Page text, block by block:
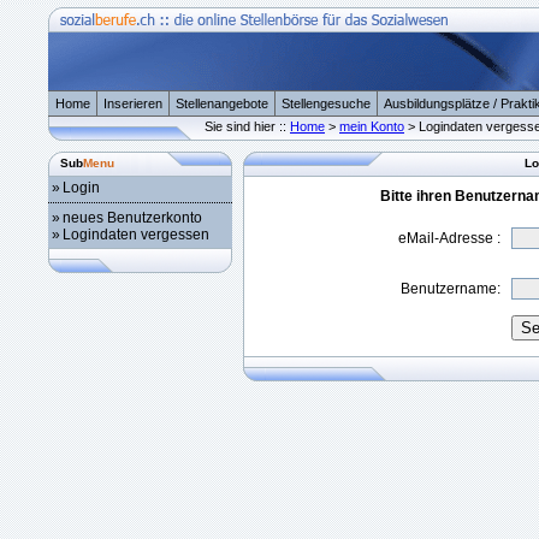
Home Inserieren Stellenangebote Stellengesuche
Ausbildungsplätze /
Sie sind hier :: Home > mein Konto > Logindaten
SubMenu
» Login
»neues Benutzerkonto
» Logindaten vergessen
Bitte ihren
eMail-Adresse :
Benutzername: